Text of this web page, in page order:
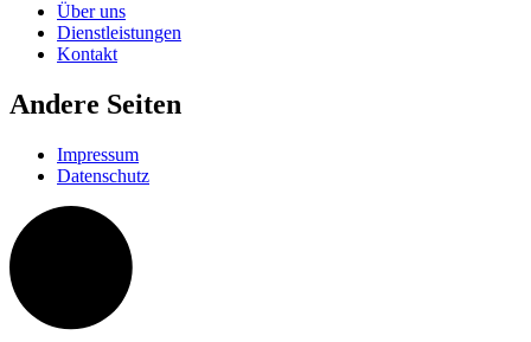
Über uns
Dienstleistungen
Kontakt
Andere Seiten
Impressum
Datenschutz